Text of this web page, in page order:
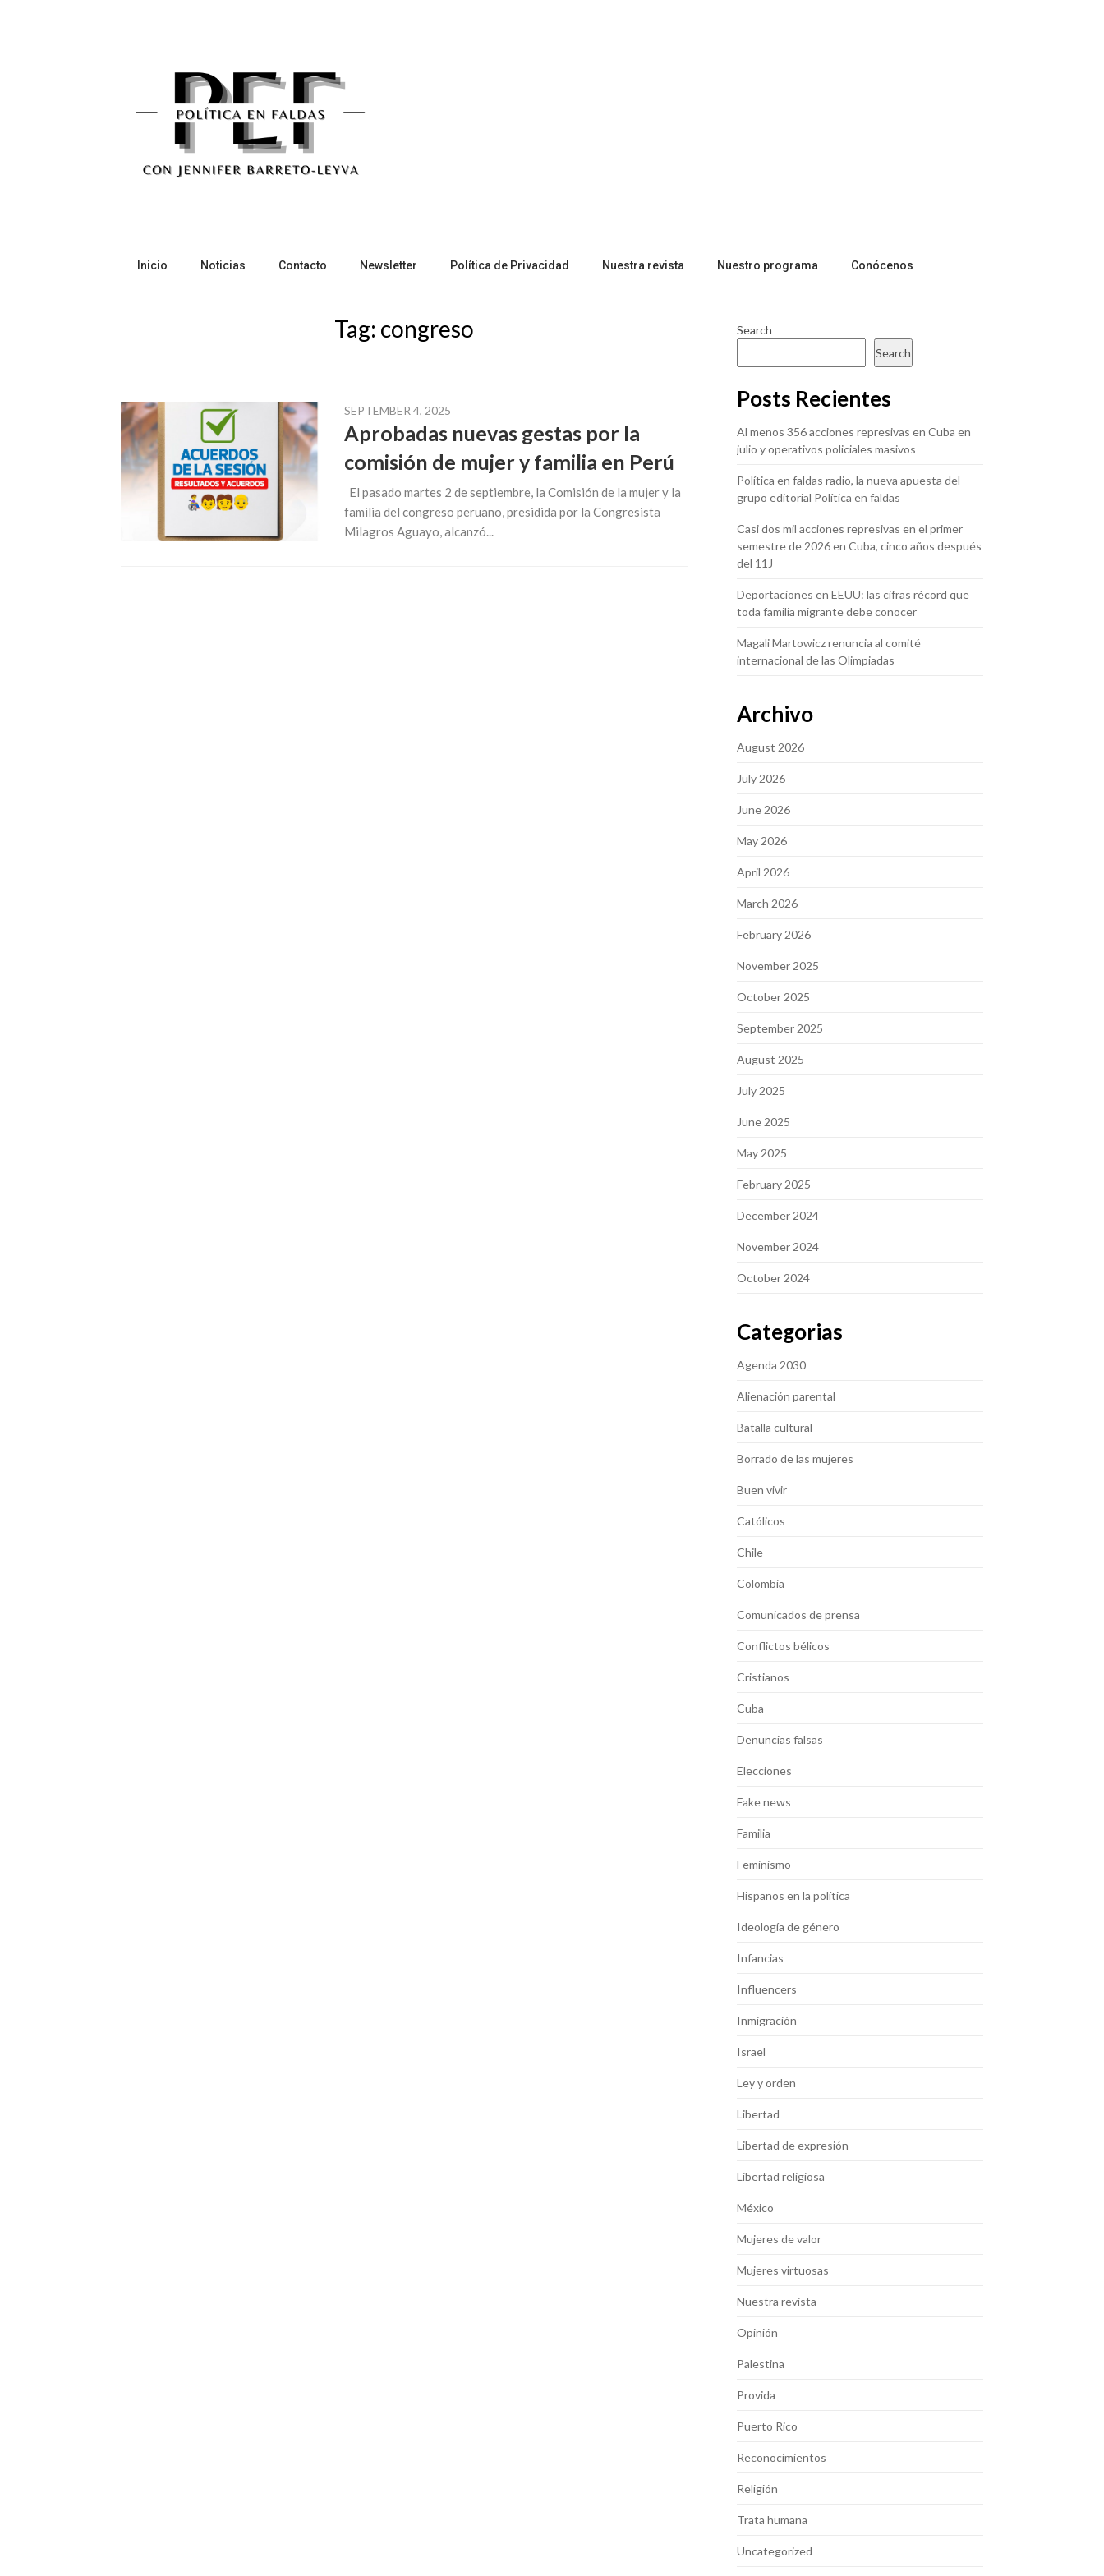
Inicio Noticias Contacto Newsletter Política de Privacidad Nuestra revista Nuestro programa Conócenos
Tag: congreso
SEPTEMBER 4, 2025
Aprobadas nuevas gestas por la
comisión de mujer y familia en Perú
El pasado martes 2 de septiembre, la Comisión de la mujer y la
familia del congreso peruano, presidida por la Congresista
Milagros Aguayo, alcanzó...
Search
Search
Posts Recientes
Al menos 356 acciones represivas en Cuba en
julio y operativos policiales masivos
Política en faldas radio, la nueva apuesta del
grupo editorial Política en faldas
Casi dos mil acciones represivas en el primer
semestre de 2026 en Cuba, cinco años después
del 11J
Deportaciones en EEUU: las cifras récord que
toda familia migrante debe conocer
Magali Martowicz renuncia al comité
internacional de las Olimpiadas
Archivo
August 2026
July 2026
June 2026
May 2026
April 2026
March 2026
February 2026
November 2025
October 2025
September 2025
August 2025
July 2025
June 2025
May 2025
February 2025
December 2024
November 2024
October 2024
Categorias
Agenda 2030
Alienación parental
Batalla cultural
Borrado de las mujeres
Buen vivir
Católicos
Chile
Colombia
Comunicados de prensa
Conflictos bélicos
Cristianos
Cuba
Denuncias falsas
Elecciones
Fake news
Familia
Feminismo
Hispanos en la política
Ideología de género
Infancias
Influencers
Inmigración
Israel
Ley y orden
Libertad
Libertad de expresión
Libertad religiosa
México
Mujeres de valor
Mujeres virtuosas
Nuestra revista
Opinión
Palestina
Provida
Puerto Rico
Reconocimientos
Religión
Trata humana
Uncategorized